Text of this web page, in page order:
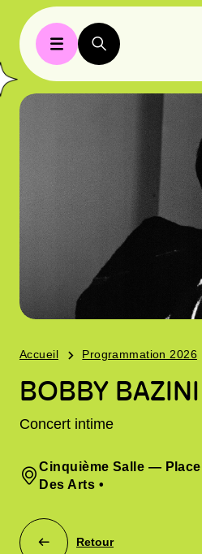
Accueil Programmation 2026
BOBBY BAZINI
Concert intime
Cinquième Salle — Place
Des Arts •
Retour